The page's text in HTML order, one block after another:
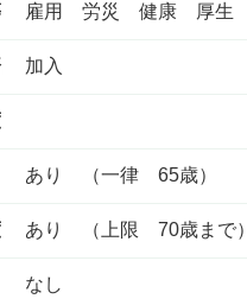
雇用 労災 健康 厚生
加入
あり （一律 65歳）
あり （上限 70歳まで）
なし